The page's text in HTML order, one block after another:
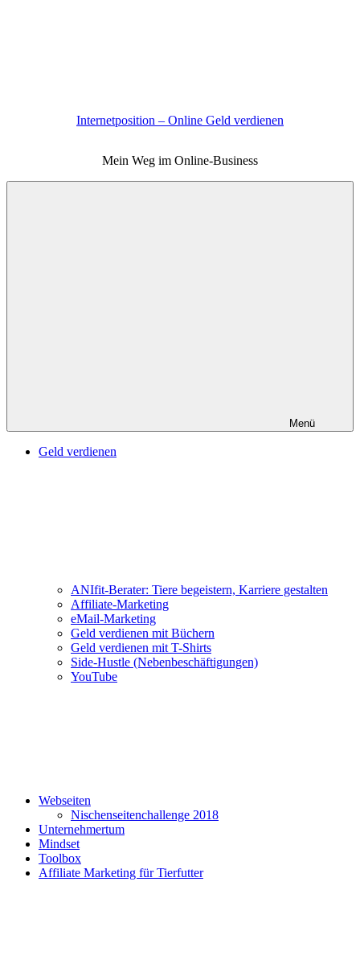
Internetposition – Online Geld verdienen
Mein Weg im Online-Business
Menü
Geld verdienen
ANIfit-Berater: Tiere begeistern, Karriere gestalten
Affiliate-Marketing
eMail-Marketing
Geld verdienen mit Büchern
Geld verdienen mit T-Shirts
Side-Hustle (Nebenbeschäftigungen)
YouTube
Webseiten
Nischenseitenchallenge 2018
Unternehmertum
Mindset
Toolbox
Affiliate Marketing für Tierfutter